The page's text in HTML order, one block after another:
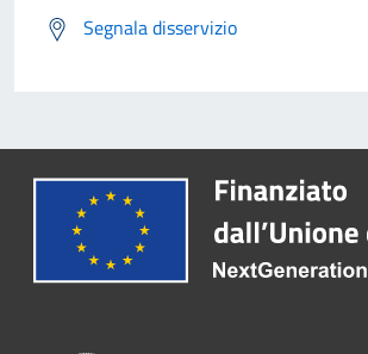
Segnala disservizio